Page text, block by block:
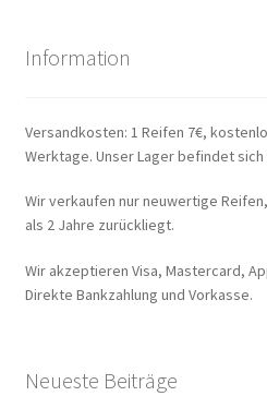
Information
Versandkosten: 1 Reifen 7€,
Werktage. Unser Lager befindet sich
Wir verkaufen nur neuwertige
als 2 Jahre zurückliegt.
Wir akzeptieren Visa, Mastercard,
Direkte Bankzahlung und Vorkasse.
Neueste Beiträge